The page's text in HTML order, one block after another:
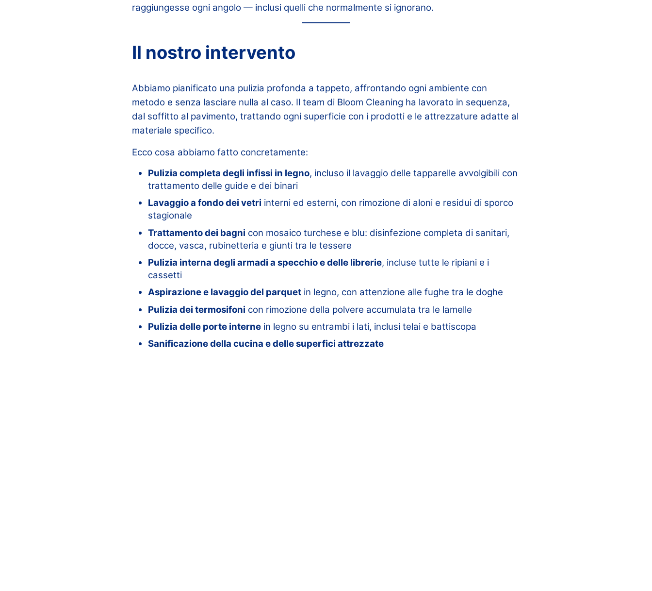
raggiungesse ogni angolo — inclusi quelli che normalmente si ignorano.
Il nostro intervento
Abbiamo pianificato una pulizia profonda a tappeto, affrontando ogni ambiente con
metodo e senza lasciare nulla al caso. Il team di Bloom Cleaning ha lavorato in sequenza,
dal soffitto al pavimento, trattando ogni superficie con i prodotti e le attrezzature adatte al
materiale specifico.
Ecco cosa abbiamo fatto concretamente:
Pulizia completa degli infissi in legno, incluso il lavaggio delle tapparelle avvolgibili con
trattamento delle guide e dei binari
Lavaggio a fondo dei vetri interni ed esterni, con rimozione di aloni e residui di sporco
stagionale
Trattamento dei bagni con mosaico turchese e blu: disinfezione completa di sanitari,
docce, vasca, rubinetteria e giunti tra le tessere
Pulizia interna degli armadi a specchio e delle librerie, incluse tutte le ripiani e i
cassetti
Aspirazione e lavaggio del parquetin legno, con attenzione alle fughe tra le doghe
Pulizia dei termosifoni con rimozione della polvere accumulata tra le lamelle
Pulizia delle porte internein legno su entrambi i lati, inclusi telai e battiscopa
Sanificazione della cucina e delle superfici attrezzate